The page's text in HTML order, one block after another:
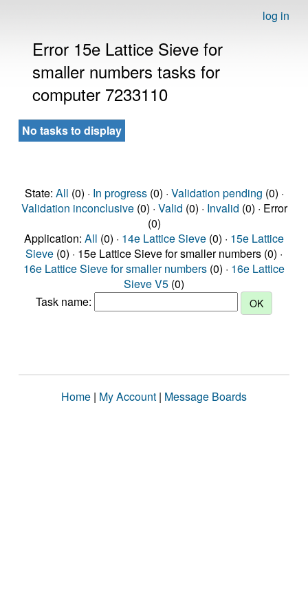
log in
Error 15e Lattice Sieve for
smaller numbers tasks for
computer 7233110
No tasks to display
State: All (0) · In progress(0) · Validation pending (0) ·
Validation inconclusive(0) · Valid (0) · Invalid (0) · Error
(0)
Application: All (0) · 14e Lattice Sieve (0) · 15e Lattice
Sieve (0) · 15e Lattice Sieve for smaller numbers (0) ·
16e Lattice Sieve for smaller numbers (0) · 16e Lattice
Sieve V5 (0)
Task name:
Home | My Account | Message Boards